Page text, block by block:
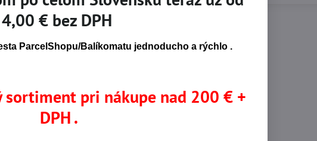
4,00 € bez DPH
ParcelShopu/Balíkomatu jednoducho a rýchlo .
sortiment pri nákupe nad 200 € +
DPH .